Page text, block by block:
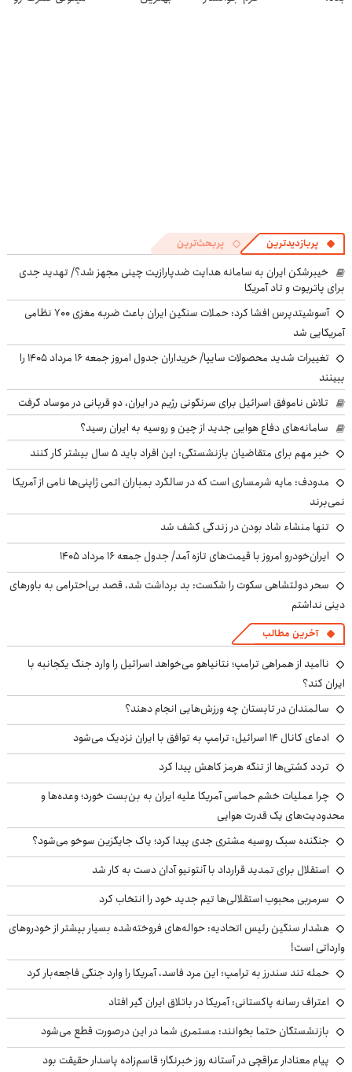
پربازدیدترین پربحث‌ترین
خیبرشکن ایران به سامانه هدایت ضدپارازیت چینی مجهز شد؟/ تهدید جدی
برای پاتریوت و تاد آمریکا
آسوشیتدپرس افشا کرد: حملات سنگین ایران باعث ضربه مغزی ۷۰۰ نظامی
آمریکایی شد
تغییرات شدید محصولات سایپا/ خریداران جدول امروز جمعه ۱۶ مرداد ۱۴۰۵ را
ببینند
تلاش ناموفق اسرائیل برای سرنگونی رژیم در ایران، دو قربانی در موساد گرفت
سامانه‌های دفاع هوایی جدید از چین و روسیه به ایران رسید؟
خبر مهم برای متقاضیان بازنشستگی: این افراد باید ۵ سال بیشتر کار کنند
مدودف: مایه شرمساری است که در سالگرد بمباران اتمی ژاپنی‌ها نامی از آمریکا
نمی‌برند
تنها منشاء شاد بودن در زندگی کشف شد
ایران‌خودرو امروز با قیمت‌های تازه آمد/ جدول جمعه ۱۶ مرداد ۱۴۰۵
سحر دولتشاهی سکوت را شکست: بد برداشت شد، قصد بی‌احترامی به باورهای
دینی نداشتم
آخرین مطالب
ناامید از همراهی ترامپ؛ نتانیاهو می‌خواهد اسرائیل را وارد جنگ یکجانبه با
ایران کند؟
سالمندان در تابستان چه ورزش‌هایی انجام دهند؟
ادعای کانال ۱۴ اسرائیل: ترامپ به توافق با ایران نزدیک می‌شود
تردد کشتی‌ها از تنگه هرمز کاهش پیدا کرد
چرا عملیات خشم حماسی آمریکا علیه ایران به بن‌بست خورد؛ وعده‌ها و
محدودیت‌های یک قدرت هوایی
جنگنده سبک روسیه مشتری جدی پیدا کرد؛ یاک جایگزین سوخو می‌شود؟
استقلال برای تمدید قرارداد با آنتونیو آدان دست به کار شد
سرمربی محبوب استقلالی‌ها تیم جدید خود را انتخاب کرد
هشدار سنگین رئیس اتحادیه: حواله‌های فروخته‌شده بسیار بیشتر از خودروهای
وارداتی است!
حمله تند سندرز به ترامپ: این مرد فاسد، آمریکا را وارد جنگی فاجعه‌بار کرد
اعتراف رسانه پاکستانی: آمریکا در باتلاق ایران گیر افتاد
بازنشستگان حتما بخوانند: مستمری شما در این درصورت قطع می‌شود
پیام معنادار عراقچی در آستانه روز خبرنگار؛ قاسم‌زاده پاسدار حقیقت بود